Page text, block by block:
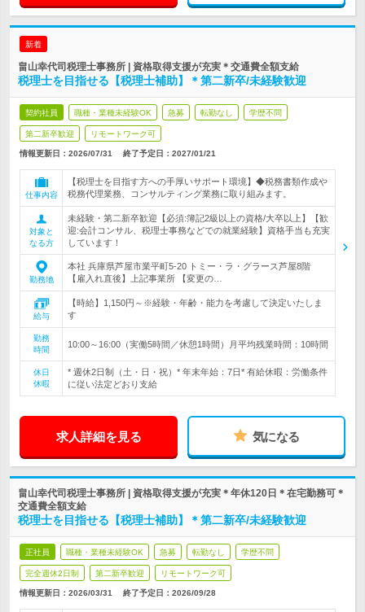
新着
畠山幸代司税理士事務所 | 資格取得支援が充実＊交通費全額支給
税理士を目指せる【税理士補助】＊第二新卒/未経験歓迎
契約社員 職種・業種未経験OK 急募 転勤なし 学歴不問
第二新卒歓迎 リモートワーク可
情報更新日：2026/07/31 終了予定日： 2027/01/21
仕事内容
【税理士を目指す方への手厚いサポート環境】◆税務書類作成や
税務代理業務、コンサルティング業務に取り組みます。
対象と
なる方
未経験・第二新卒歓迎【必須:簿記2級以上の資格/大卒以上】【歓
迎:会計コンサル、税理士事務などでの就業経験】資格手当も充実
しています！
勤務地
本社 兵庫県芦屋市業平町5-20 トミー・ラ・グラース芦屋8階
【雇入れ直後】上記事業所 【変更の…
給与
【時給】1,150円～※経験・年齢・能力を考慮して決定いたしま
す
勤務
時間
10:00～16:00（実働5時間／休憩1時間）月平均残業時間：10時間
休日
休暇
* 週休2日制（土・日・祝）* 年末年始：7日* 有給休暇：労働条件
に従い法定どおり支給
求人詳細を見る 気になる
畠山幸代司税理士事務所 | 資格取得支援が充実＊年休120日＊在宅勤務可＊
交通費全額支給
税理士を目指せる【税理士補助】＊第二新卒/未経験歓迎
正社員 職種・業種未経験OK 急募 転勤なし 学歴不問
完全週休2日制 第二新卒歓迎 リモートワーク可
情報更新日：2026/03/31 終了予定日： 2026/09/28